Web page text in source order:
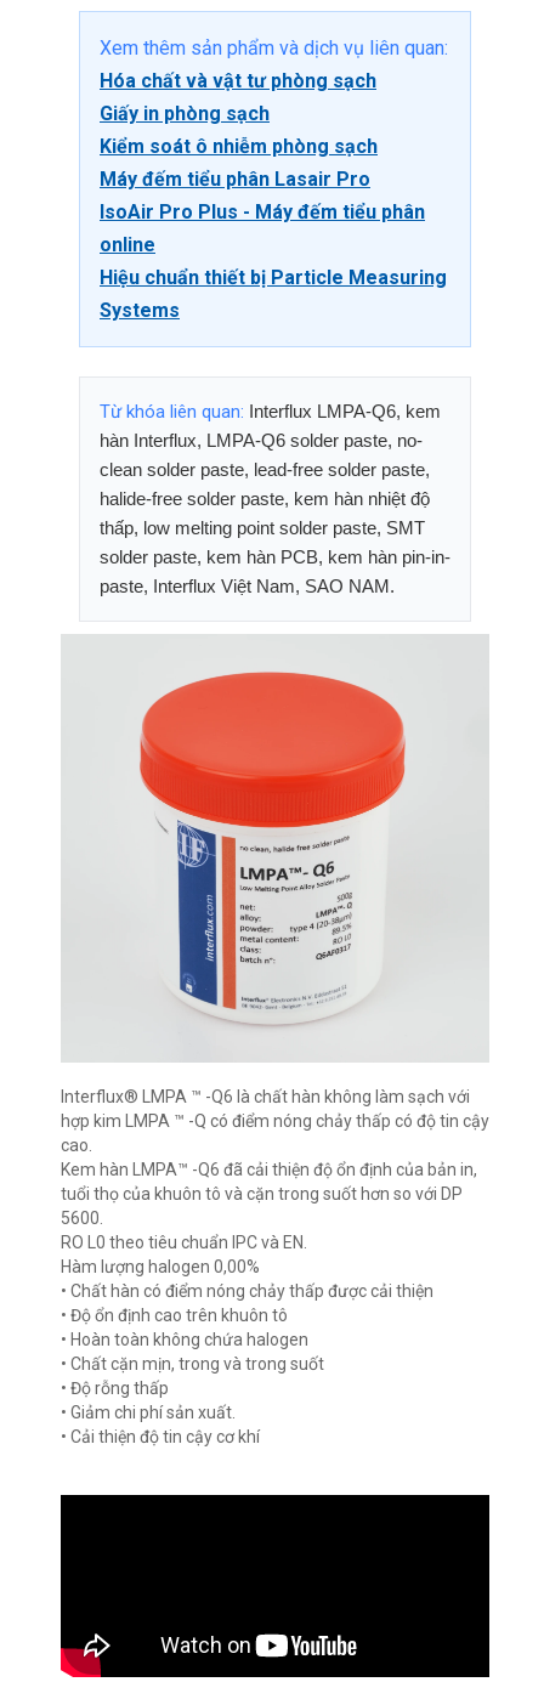
Xem thêm sản phẩm và dịch vụ liên quan:
Hóa chất và vật tư phòng sạch
Giấy in phòng sạch
Kiểm soát ô nhiễm phòng sạch
Máy đếm tiểu phân Lasair Pro
IsoAir Pro Plus - Máy đếm tiểu phân
online
Hiệu chuẩn thiết bị Particle Measuring
Systems
Từ khóa liên quan: Interflux LMPA-Q6, kem
hàn Interflux, LMPA-Q6 solder paste, no-
clean solder paste, lead-free solder paste,
halide-free solder paste, kem hàn nhiệt độ
thấp, low melting point solder paste, SMT
solder paste, kem hàn PCB, kem hàn pin-in-
paste, Interflux Việt Nam, SAO NAM.
Interflux® LMPA ™ -Q6 là chất hàn không làm sạch với
hợp kim LMPA ™ -Q có điểm nóng chảy thấp có độ tin cậy
cao.
Kem hàn LMPA™ -Q6 đã cải thiện độ ổn định của bản in,
tuổi thọ của khuôn tô và cặn trong suốt hơn so với DP
5600.
RO L0 theo tiêu chuẩn IPC và EN.
Hàm lượng halogen 0,00%
• Chất hàn có điểm nóng chảy thấp được cải thiện
• Độ ổn định cao trên khuôn tô
• Hoàn toàn không chứa halogen
• Chất cặn mịn, trong và trong suốt
• Độ rỗng thấp
• Giảm chi phí sản xuất.
• Cải thiện độ tin cậy cơ khí